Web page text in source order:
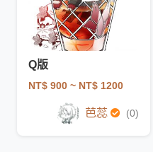
Q版
NT$ 900 ~ NT$ 1200
芭蕊 (0)